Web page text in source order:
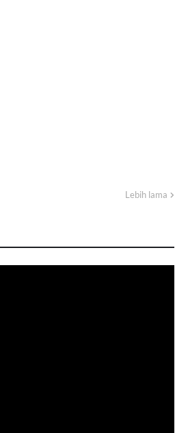
Lebih lama